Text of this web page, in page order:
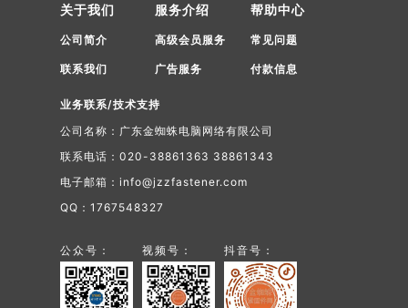
关于我们
公司简介
联系我们
服务介绍
高级会员服务
广告服务
帮助中心
常见问题
付款信息
业务联系/技术支持
公司名称：广东金蜘蛛电脑网络有限公司
联系电话：020-38861363 38861343
电子邮箱：info@jzzfastener.com
QQ：1767548327
公众号： 视频号： 抖音号：